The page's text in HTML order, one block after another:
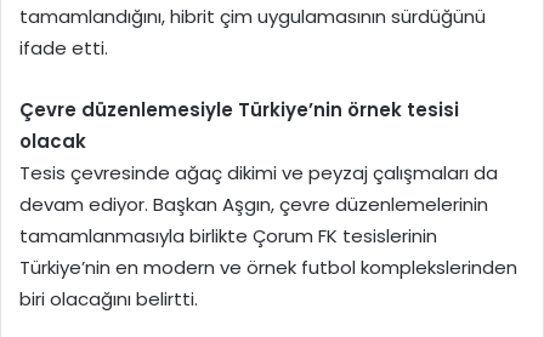
tamamlandığını, hibrit çim uygulamasının sürdüğünü
ifade etti.
Çevre düzenlemesiyle Türkiye’nin örnek tesisi
olacak
Tesis çevresinde ağaç dikimi ve peyzaj çalışmaları da
devam ediyor. Başkan Aşgın, çevre düzenlemelerinin
tamamlanmasıyla birlikte Çorum FK tesislerinin
Türkiye’nin en modern ve örnek futbol komplekslerinden
biri olacağını belirtti.